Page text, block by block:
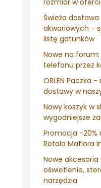
rozmiar w
Świeża dostawa
akwariowych -
listę gatunków
Nowe na
telefonu przez
ORLEN Paczka
dostawy w
Nowy koszyk w
wygodniejsze
Promocja -20%
Rotala Maflora
Nowe
oświetlenie,
narzędzia